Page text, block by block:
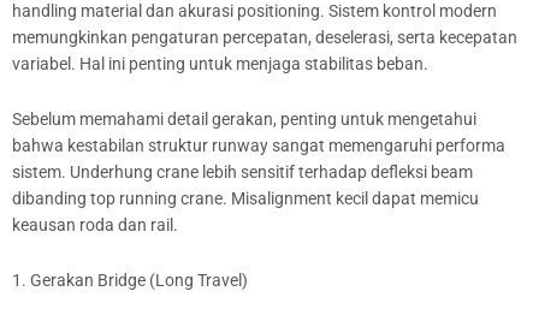
handling material dan akurasi positioning. Sistem kontrol modern
memungkinkan pengaturan percepatan, deselerasi, serta kecepatan
variabel. Hal ini penting untuk menjaga stabilitas beban.
Sebelum memahami detail gerakan, penting untuk mengetahui
bahwa kestabilan struktur runway sangat memengaruhi performa
sistem. Underhung crane lebih sensitif terhadap defleksi beam
dibanding top running crane. Misalignment kecil dapat memicu
keausan roda dan rail.
1. Gerakan Bridge (Long Travel)